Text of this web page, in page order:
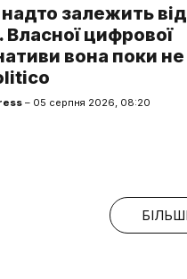
залежить від
Власної цифрової
вона поки не
– 05 серпня 2026, 08:20